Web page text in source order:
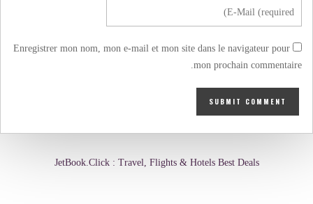
Enregistrer mon nom, mon e-mail et mon site dans le navigateur pour
mon prochain commentaire.
JetBook.Click : Travel, Flights & Hotels Best Deals